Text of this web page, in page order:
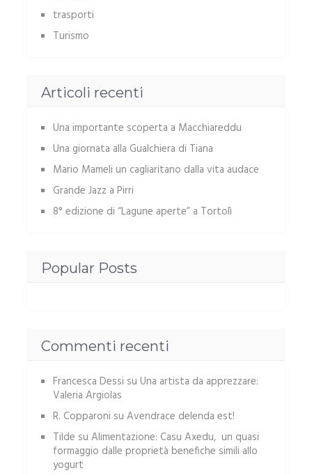
trasporti
Turismo
Articoli recenti
Una importante scoperta a Macchiareddu
Una giornata alla Gualchiera di Tiana
Mario Mameli un cagliaritano dalla vita audace
Grande Jazz a Pirri
8° edizione di “Lagune aperte” a Tortolì
Popular Posts
Commenti recenti
Francesca Dessi su Una artista da apprezzare:
Valeria Argiolas
R. Copparoni su Avendrace delenda est!
Tilde su Alimentazione: Casu Axedu, un quasi
formaggio dalle proprietà benefiche simili allo
yogurt